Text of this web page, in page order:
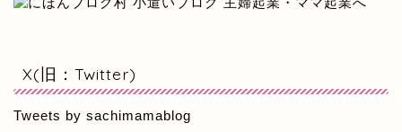
X(旧：Twitter)
Tweets by sachimamablog